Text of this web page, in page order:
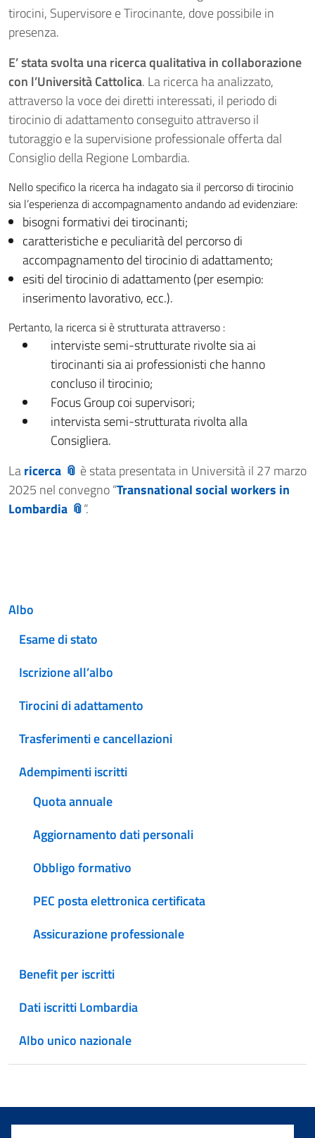
tirocini, Supervisore e Tirocinante, dove possibile in
presenza.
E’ stata svolta una ricerca qualitativa in collaborazione
con l’Università Cattolica. La ricerca ha analizzato,
attraverso la voce dei diretti interessati, il periodo di
tirocinio di adattamento conseguito attraverso il
tutoraggio e la supervisione professionale offerta dal
Consiglio della Regione Lombardia.
Nello specifico la ricerca ha indagato sia il percorso di tirocinio
sia l’esperienza di accompagnamento andando ad evidenziare:
bisogni formativi dei tirocinanti;
caratteristiche e peculiarità del percorso di
accompagnamento del tirocinio di adattamento;
esiti del tirocinio di adattamento (per esempio:
inserimento lavorativo, ecc.).
Pertanto, la ricerca si è strutturata attraverso :
interviste semi-strutturate rivolte sia ai
tirocinanti sia ai professionisti che hanno
concluso il tirocinio;
Focus Group coi supervisori;
intervista semi-strutturata rivolta alla
Consigliera.
Laricerca
è stata presentata in Università il 27 marzo
2025 nel convegno “Transnational social workers in
Lombardia
“.
Albo
Esame di stato
Iscrizione all’albo
Tirocini di adattamento
Trasferimenti e cancellazioni
Adempimenti iscritti
Quota annuale
Aggiornamento dati personali
Obbligo formativo
PEC posta elettronica certificata
Assicurazione professionale
Benefit per iscritti
Dati iscritti Lombardia
Albo unico nazionale